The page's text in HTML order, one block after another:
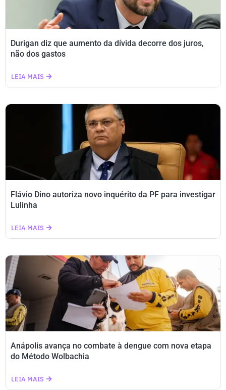
Durigan diz que aumento da dívida decorre dos juros,
não dos gastos
LEIA MAIS
Flávio Dino autoriza novo inquérito da PF para investigar
Lulinha
LEIA MAIS
Anápolis avança no combate à dengue com nova etapa
do Método Wolbachia
LEIA MAIS